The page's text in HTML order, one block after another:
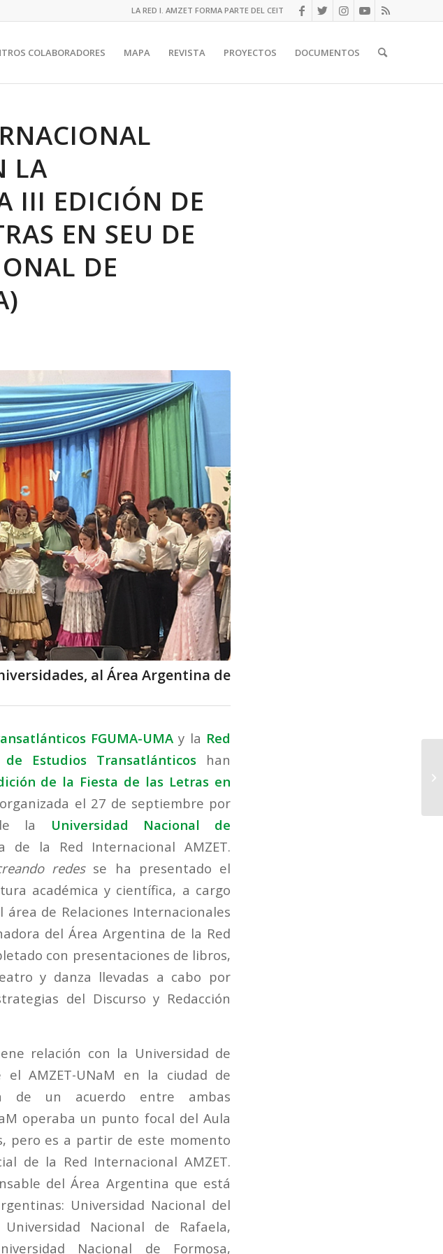
LA RED I. AMZET FORMA PARTE DEL CEIT
COLABORADORES MAPA REVISTA PROYECTOS DOCUMENTOS
LA
III EDICIÓN DE
EN SEU DE
DE
al Área Argentina de
FGUMA-UMA y la Red
Estudios Transatlánticos
han
de la Fiesta de las Letras en
organizada el 27 de septiembre por
de la Universidad Nacional de
de la Red Internacional AMZET.
redesse ha presentado el
académica y científica, a cargo
área de Relaciones Internacionales
del Área Argentina de la Red
con presentaciones de libros,
y danza llevadas a cabo por
del Discurso y Redacción
relación con la Universidad de
AMZET-UNaM en la ciudad de
de un acuerdo entre ambas
operaba un punto focal del Aula
pero es a partir de este momento
de la Red Internacional AMZET.
del Área Argentina que está
Universidad Nacional del
Nacional de Rafaela,
Nacional de Formosa,